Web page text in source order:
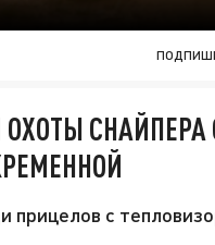
СНАЙПЕРА
прицелов с